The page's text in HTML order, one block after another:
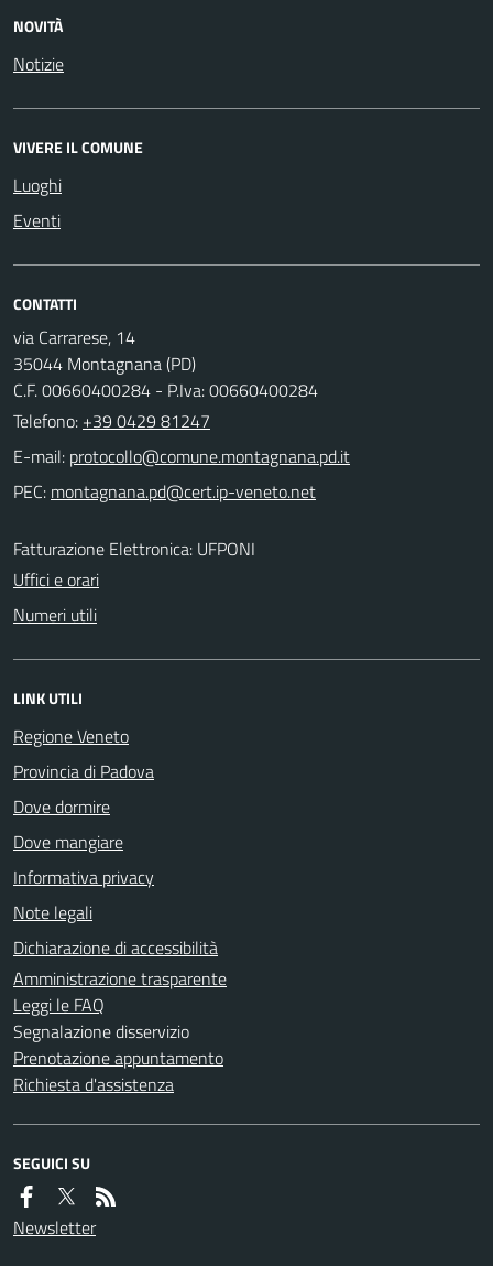
NOVITÀ
Notizie
VIVERE IL COMUNE
Luoghi
Eventi
CONTATTI
via Carrarese, 14
35044 Montagnana (PD)
C.F. 00660400284 - P.Iva: 00660400284
Telefono: +39 0429 81247
E-mail:
PEC:
Fatturazione Elettronica: UFPONI
Uffici e orari
Numeri utili
LINK UTILI
Regione Veneto
Provincia di Padova
Dove dormire
Dove mangiare
Informativa privacy
Note legali
Dichiarazione di accessibilità
Amministrazione trasparente
Leggi le FAQ
Segnalazione disservizio
Prenotazione appuntamento
Richiesta d'assistenza
SEGUICI SU
Newsletter